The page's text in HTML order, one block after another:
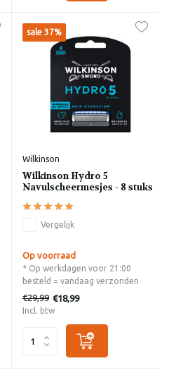
sale 37%
Wilkinson
Wilkinson Hydro 5
Navulscheermesjes - 8 stuks
Vergelijk
Op voorraad
* Op werkdagen voor 21:00
besteld = vandaag verzonden
€29,99 €18,99
Incl. btw